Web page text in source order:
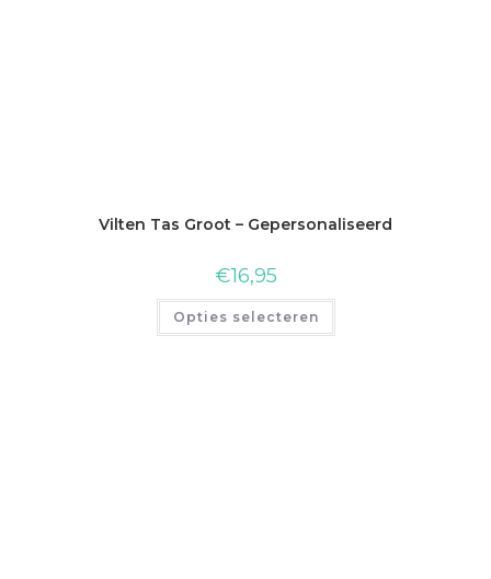
Vilten Tas Groot – Gepersonaliseerd
€16,95
Opties selecteren